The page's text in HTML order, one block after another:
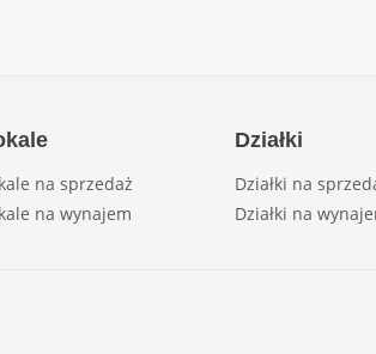
na sprzedaż
na wynajem
Działki
Działki na
Działki na